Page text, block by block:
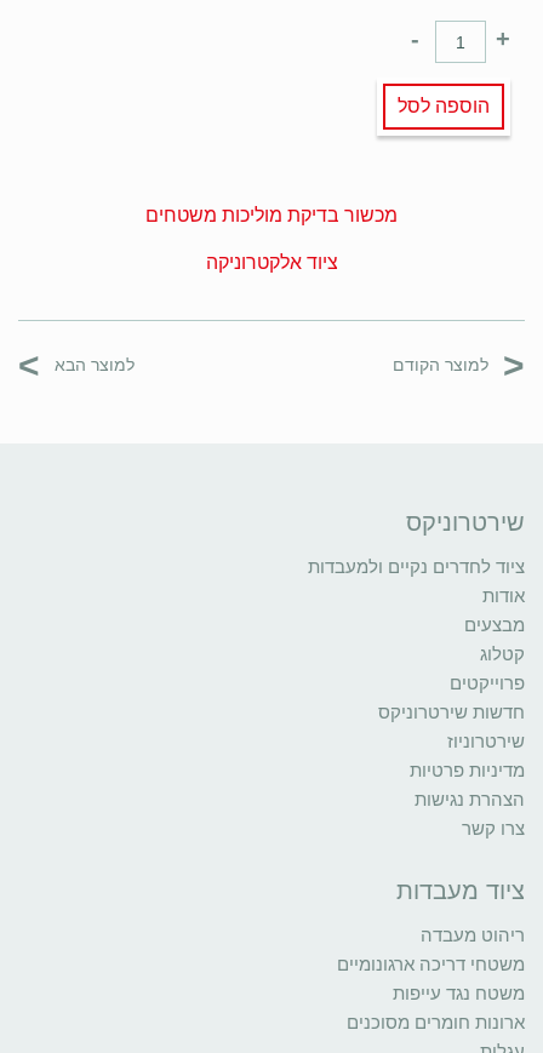
+
-
הוספה לסל
מכשור בדיקת מוליכות משטחים
ציוד אלקטרוניקה
< למוצר הקודם למוצר הבא >
שירטרוניקס
ציוד לחדרים נקיים ולמעבדות
אודות
מבצעים
קטלוג
פרוייקטים
חדשות שירטרוניקס
שירטרוניוז
מדיניות פרטיות
הצהרת נגישות
צרו קשר
ציוד מעבדות
ריהוט מעבדה
משטחי דריכה ארגונומיים
משטח נגד עייפות
ארונות חומרים מסוכנים